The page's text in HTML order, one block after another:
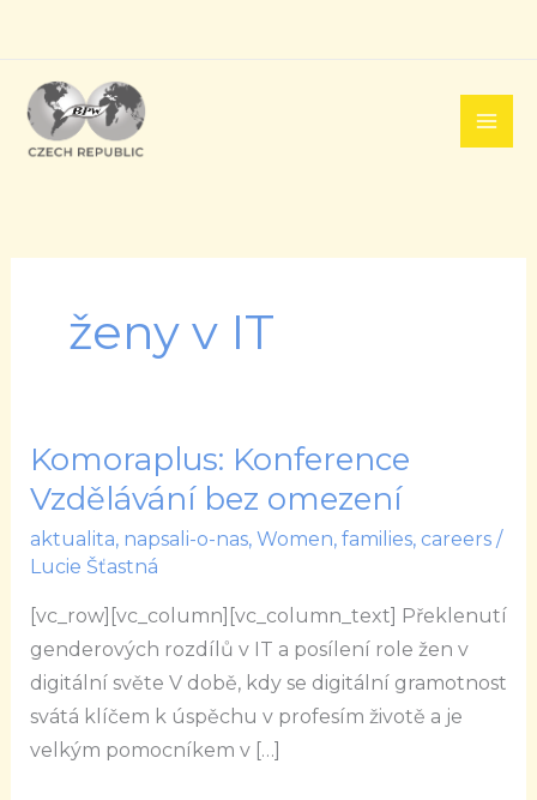
obsah
ženy v IT
Komoraplus: Konference
Vzdělávání bez omezení
aktualita, napsali-o-nas, Women, families, careers/
Lucie Šťastná
[vc_row][vc_column][vc_column_text] Překlenutí
genderových rozdílů v IT a posílení role žen v
digitální světe V době, kdy se digitální gramotnost
svátá klíčem k úspěchu v profesím životě a je
velkým pomocníkem v […]
Komoraplus:
Konference
bez